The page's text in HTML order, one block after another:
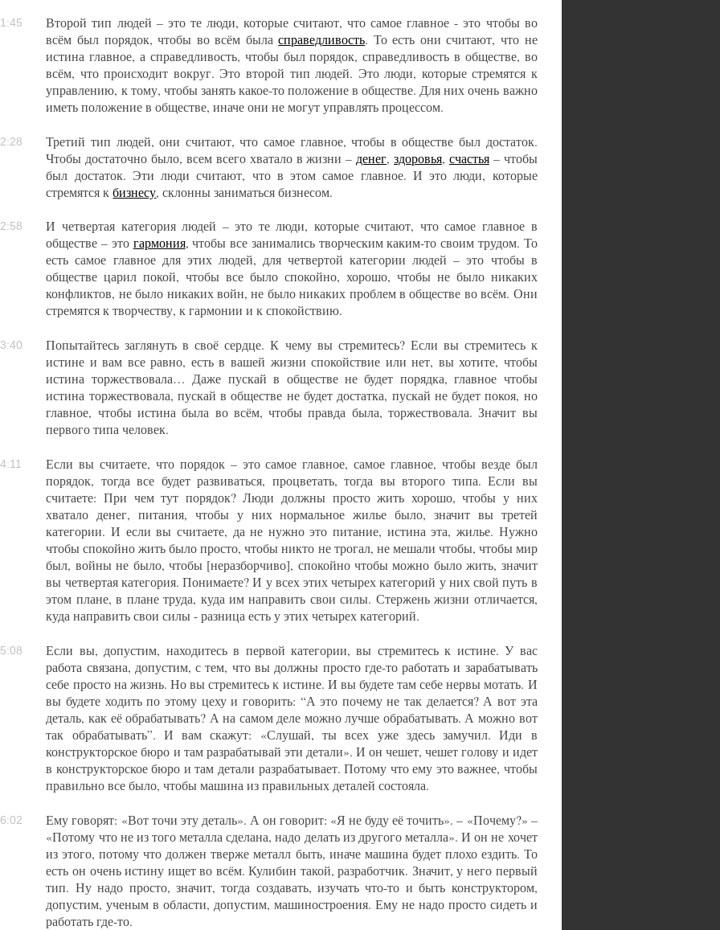
Второй тип людей – это те люди, которые считают, что самое главное - это чтобы во
всём был порядок, чтобы во всём быласправедливость. То есть они считают, что не
истина главное, а справедливость, чтобы был порядок, справедливость в обществе, во
всём, что происходит вокруг. Это второй тип людей. Это люди, которые стремятся к
управлению, к тому, чтобы занять какое-то положение в обществе. Для них очень важно
иметь положение в обществе, иначе они не могут управлять процессом.
Третий тип людей, они считают, что самое главное, чтобы в обществе был достаток.
Чтобы достаточно было, всем всего хватало в жизни – денег,здоровья, счастья– чтобы
был достаток. Эти люди считают, что в этом самое главное. И это люди, которые
стремятся кбизнесу, склонны заниматься бизнесом.
И четвертая категория людей – это те люди, которые считают, что самое главное в
обществе – это гармония, чтобы все занимались творческим каким-то своим трудом. То
есть самое главное для этих людей, для четвертой категории людей – это чтобы в
обществе царил покой, чтобы все было спокойно, хорошо, чтобы не было никаких
конфликтов, не было никаких войн, не было никаких проблем в обществе во всём. Они
стремятся к творчеству, к гармонии и к спокойствию.
Попытайтесь заглянуть в своё сердце. К чему вы стремитесь? Если вы стремитесь к
истине и вам все равно, есть в вашей жизни спокойствие или нет, вы хотите, чтобы
истина торжествовала… Даже пускай в обществе не будет порядка, главное чтобы
истина торжествовала, пускай в обществе не будет достатка, пускай не будет покоя, но
главное, чтобы истина была во всём, чтобы правда была, торжествовала. Значит вы
первого типа человек.
Если вы считаете, что порядок – это самое главное, самое главное, чтобы везде был
порядок, тогда все будет развиваться, процветать, тогда вы второго типа. Если вы
считаете: При чем тут порядок? Люди должны просто жить хорошо, чтобы у них
хватало денег, питания, чтобы у них нормальное жилье было, значит вы третей
категории. И если вы считаете, да не нужно это питание, истина эта, жилье. Нужно
чтобы спокойно жить было просто, чтобы никто не трогал, не мешали чтобы, чтобы мир
был, войны не было, чтобы [неразборчиво], спокойно чтобы можно было жить, значит
вы четвертая категория. Понимаете? И у всех этих четырех категорий у них свой путь в
этом плане, в плане труда, куда им направить свои силы. Стержень жизни отличается,
куда направить свои силы - разница есть у этих четырех категорий.
Если вы, допустим, находитесь в первой категории, вы стремитесь к истине. У вас
работа связана, допустим, с тем, что вы должны просто где-то работать и зарабатывать
себе просто на жизнь. Но вы стремитесь к истине. И вы будете там себе нервы мотать. И
вы будете ходить по этому цеху и говорить: “А это почему не так делается? А вот эта
деталь, как её обрабатывать? А на самом деле можно лучше обрабатывать. А можно вот
так обрабатывать”. И вам скажут: «Слушай, ты всех уже здесь замучил. Иди в
конструкторское бюро и там разрабатывай эти детали». И он чешет, чешет голову и идет
в конструкторское бюро и там детали разрабатывает. Потому что ему это важнее, чтобы
правильно все было, чтобы машина из правильных деталей состояла.
Ему говорят: «Вот точи эту деталь». А он говорит: «Я не буду её точить». – «Почему?» –
«Потому что не из того металла сделана, надо делать из другого металла». И он не хочет
из этого, потому что должен тверже металл быть, иначе машина будет плохо ездить. То
есть он очень истину ищет во всём. Кулибин такой, разработчик. Значит, у него первый
тип. Ну надо просто, значит, тогда создавать, изучать что-то и быть конструктором,
допустим, ученым в области, допустим, машиностроения. Ему не надо просто сидеть и
работать где-то.